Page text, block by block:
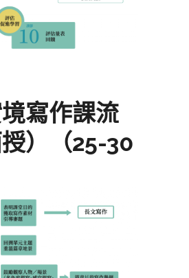
寫作課流
）（25-30